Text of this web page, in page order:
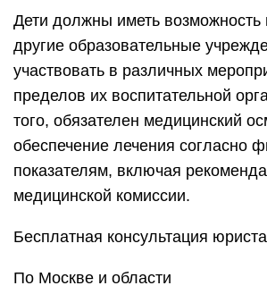
Дети должны иметь возможность
другие образовательные
участвовать в различных
пределов их воспитательной
того, обязателен медицинский
обеспечение лечения согласно
показателям, включая
медицинской комиссии.
Бесплатная консультация
По Москве и области